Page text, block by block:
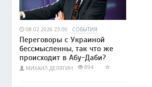
08.02.2026 23:00 СОБЫТИЯ
Переговоры с Украиной
бессмысленны, так что же
происходит в Абу-Даби?
МИХАИЛ ДЕЛЯГИН 894